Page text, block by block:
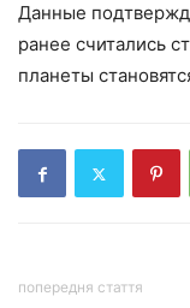
Данные
ранее считались
планеты
попередня стаття